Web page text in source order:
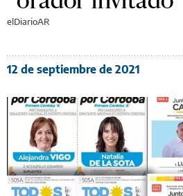
elDiarioAR
12 de septiembre de 2021